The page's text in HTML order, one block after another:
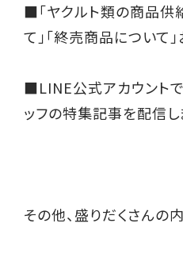
■「ヤクルト類の商品供
て」「終売商品について
■LINE公式アカウントで
ッフの特集記事を配信し
その他、盛りだくさんの